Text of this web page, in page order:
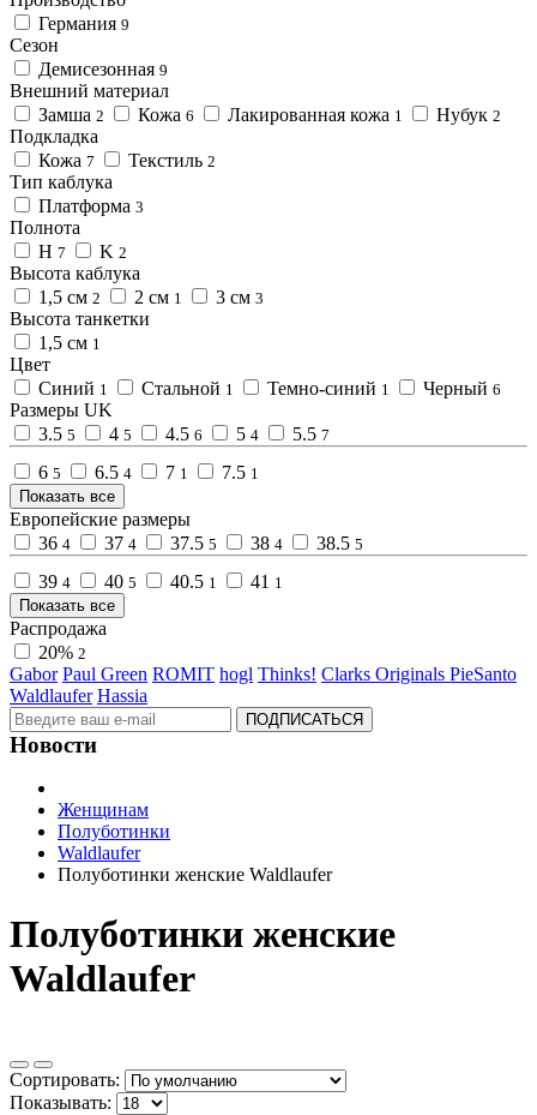
Германия 9
Сезон
Демисезонная 9
Внешний материал
Замша 2 Кожа 6 Лакированная кожа 1 Нубук 2
Подкладка
Кожа 7 Текстиль 2
Тип каблука
Платформа 3
Полнота
H 7 K 2
Высота каблука
1,5 см 2 2 см 1 3 см 3
Высота танкетки
1,5 см 1
Цвет
Синий 1 Стальной 1 Темно-синий 1 Черный 6
Размеры UK
3.5 5 4 5 4.5 6 5 4 5.5 7
6 5 6.5 4 7 1 7.5 1
Показать все
Европейские размеры
36 4 37 4 37.5 5 38 4 38.5 5
39 4 40 5 40.5 1 41 1
Показать все
Распродажа
20% 2
Gabor Paul Green ROMIT hogl Thinks! Clarks Originals PieSanto
Waldlaufer Hassia
ПОДПИСАТЬСЯ
Новости
Женщинам
Полуботинки
Waldlaufer
Полуботинки женские Waldlaufer
Полуботинки женские
Waldlaufer
Сортировать:
Показывать: